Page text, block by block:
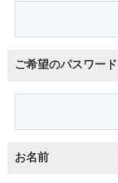
ご希望のパスワード
お名前